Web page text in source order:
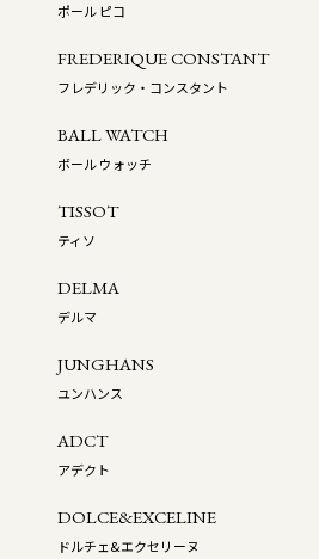
ポール ピコ
FREDERIQUE CONSTANT
フレデリック・コンスタント
BALL WATCH
ボール ウォッチ
TISSOT
ティソ
DELMA
デルマ
JUNGHANS
ユンハンス
ADCT
アデクト
DOLCE&EXCELINE
ドルチェ&エクセリーヌ